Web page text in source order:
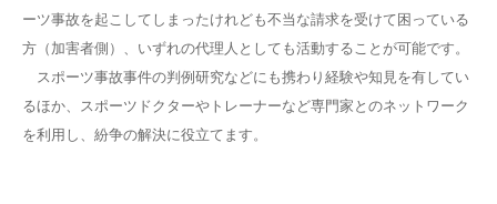
ーツ事故を起こしてしまったけれども不当な請求を受けて困っている
方（加害者側）、いずれの代理人としても活動することが可能です。
スポーツ事故事件の判例研究などにも携わり経験や知見を有してい
るほか、スポーツドクターやトレーナーなど専門家とのネットワーク
を利用し、紛争の解決に役立てます。